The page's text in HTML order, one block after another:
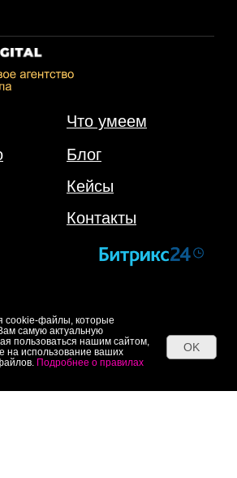
cookie-файлы, которые
самую актуальную
пользоваться нашим сайтом,
на использование ваших
Подробнее о правилах
OK